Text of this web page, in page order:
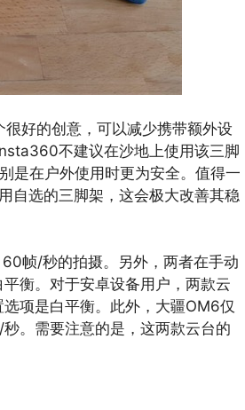
好的创意，可以减少携带额外设
不建议在沙地上使用该三脚
是在户外使用时更为安全。值得一
自选的三脚架，这会极大改善其稳
帧/秒的拍摄。另外，两者在手动
衡。对于安卓设备用户，两款云
项是白平衡。此外，大疆OM6仅
。需要注意的是，这两款云台的